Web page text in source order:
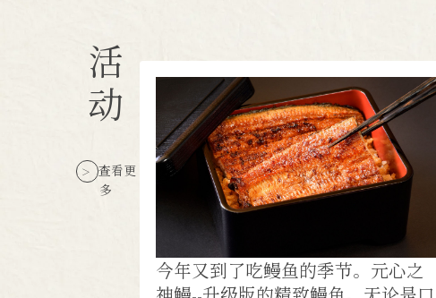
活
动
查看更
多
今年又到了吃鳗鱼的季节。元心之